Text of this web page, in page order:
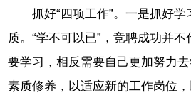
抓好“四项工作”。一是抓好
质。“学不可以已”，竞聘成功并
要学习，相反需要自己更加努力
素质修养，以适应新的工作岗位